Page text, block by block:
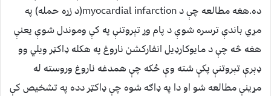
ده.هغه مطالعه چې د myocardial infarction(د زړه حمله) په
مړي باندې ترسره شوې د پام وړ تېروتنې په کې وموندل شوې یعنې
هغه څه چې د مایوکارډیل انفارکشن ناروغ په هکله ډاکټر ویلي وو
ډېرې تېروتنې پکې شته وې ځکه چې همدغه ناروغ وروسته له
مړینې مطالعه شو او دا په ډاګه شوه چې ډاکټر دده په تشخیص کې